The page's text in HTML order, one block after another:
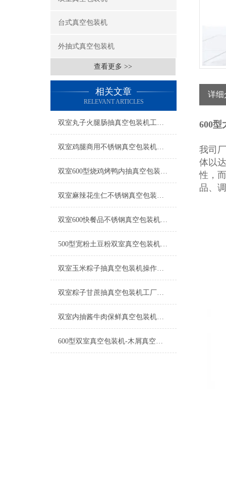
台式真空包装机
外抽式真空包装机
查看更多 >>
相关文章
RELEVANT ARTICLES
双室丸子火腿肠抽真空包装机工厂生产
双室鸡腿商用不锈钢真空包装机产品简介
双室600型烧鸡烤鸭内抽真空包装机工厂生产
双室麻辣花生仁不锈钢真空包装机操作简单
双室600快餐品不锈钢真空包装机工厂生产
500型宽粉土豆粉双室真空包装机产品简介
双室玉米粽子抽真空包装机操作简单
双室粽子甘蔗抽真空包装机工厂生产
双室内抽酱牛肉保鲜真空包装机操作简单
600型双室真空包装机-木屑真空机厂家
详细
600型
我司
体以
性，
品、